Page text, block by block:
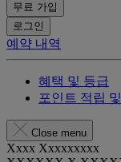
무료 가입
로그인
예약 내역
혜택 및 등급
포인트 적립
Close menu
Xxxx Xxxxxxxxx